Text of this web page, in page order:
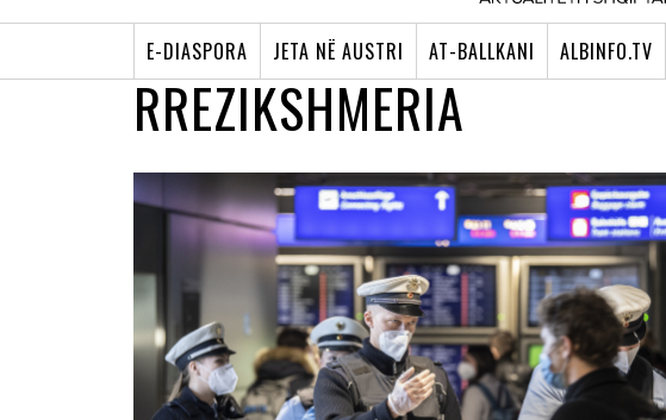
E-DIASPORA JETA NË AUSTRI AT-BALLKANI ALBINFO.TV
RREZIKSHMERIA
MAQEDONIA